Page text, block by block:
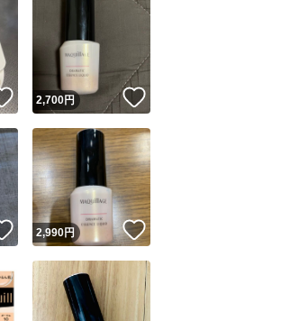
このユーザーは設定した発送日数内に発送しています
いいね！
2,700円
いいね！
2,990円 いいね！